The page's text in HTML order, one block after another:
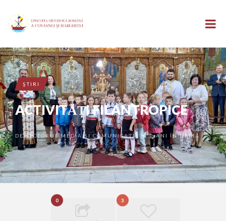
ŞTIRI
ACTIVITĂȚI FILANTROPICE
DESECTORUL MEDIA ȘI COMUNICAȚII •2 ANI ÎN URMĂ
0 3